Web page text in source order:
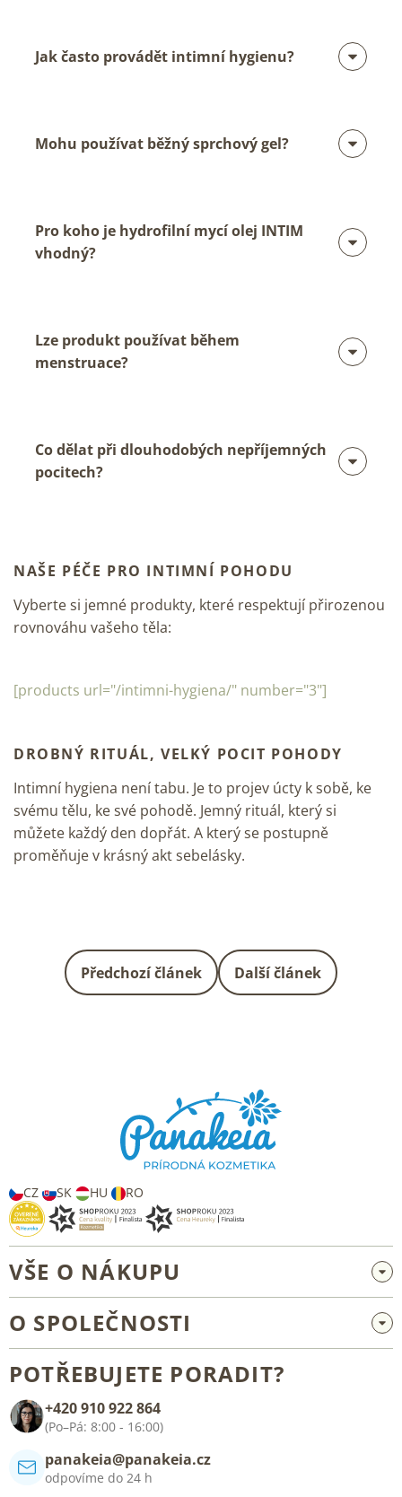
Jak často provádět intimní hygienu?
Mohu používat běžný sprchový gel?
Pro koho je hydrofilní mycí olej INTIM
vhodný?
Lze produkt používat během
menstruace?
Co dělat při dlouhodobých nepříjemných
pocitech?
NAŠE PÉČE PRO INTIMNÍ POHODU
Vyberte si jemné produkty, které respektují přirozenou
rovnováhu vašeho těla:
[products url="/intimni-hygiena/" number="3"]
DROBNÝ RITUÁL, VELKÝ POCIT POHODY
Intimní hygiena není tabu. Je to projev úcty k sobě, ke
svému tělu, ke své pohodě. Jemný rituál, který si
můžete každý den dopřát. A který se postupně
proměňuje v krásný akt sebelásky.
Předchozí článek Další článek
CZ SK HU RO
VŠE O NÁKUPU
Velkoobchod a spolupráce
Všeobecné obchodní podmínky
O SPOLEČNOSTI
Kontakt
POTŘEBUJETE PORADIT?
+420 910 922 864
(Po–Pá: 8:00 - 16:00)
panakeia@panakeia.cz
odpovíme do 24 h